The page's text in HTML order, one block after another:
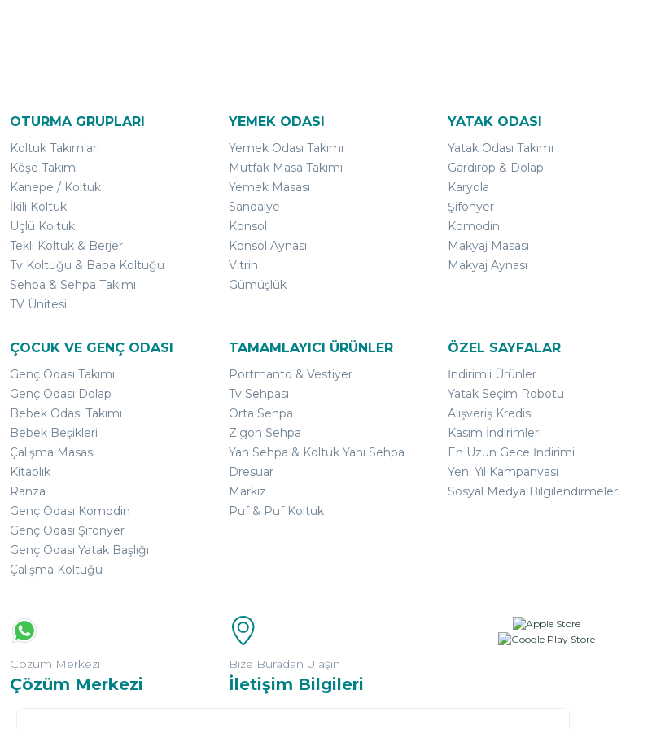
OTURMA GRUPLARI
Koltuk Takımları
Köşe Takımı
Kanepe / Koltuk
İkili Koltuk
Üçlü Koltuk
Tekli Koltuk & Berjer
Tv Koltuğu & Baba Koltuğu
Sehpa & Sehpa Takımı
TV Ünitesi
YEMEK ODASI
Yemek Odası Takımı
Mutfak Masa Takımı
Yemek Masası
Sandalye
Konsol
Konsol Aynası
Vitrin
Gümüşlük
YATAK ODASI
Yatak Odası Takımı
Gardırop & Dolap
Karyola
Şifonyer
Komodin
Makyaj Masası
Makyaj Aynası
ÇOCUK VE GENÇ ODASI
Genç Odası Takımı
Genç Odası Dolap
Bebek Odası Takımı
Bebek Beşikleri
Çalışma Masası
Kitaplık
Ranza
Genç Odası Komodin
Genç Odası Şifonyer
Genç Odası Yatak Başlığı
Çalışma Koltuğu
TAMAMLAYICI ÜRÜNLER
Portmanto & Vestiyer
Tv Sehpası
Orta Sehpa
Zigon Sehpa
Yan Sehpa & Koltuk Yanı Sehpa
Dresuar
Markiz
Puf & Puf Koltuk
ÖZEL SAYFALAR
İndirimli Ürünler
Yatak Seçim Robotu
Alışveriş Kredisi
Kasım İndirimleri
En Uzun Gece İndirimi
Yeni Yıl Kampanyası
Sosyal Medya Bilgilendirmeleri
Çözüm Merkezi
Çözüm Merkezi
Bize Buradan Ulaşın
İletişim Bilgileri